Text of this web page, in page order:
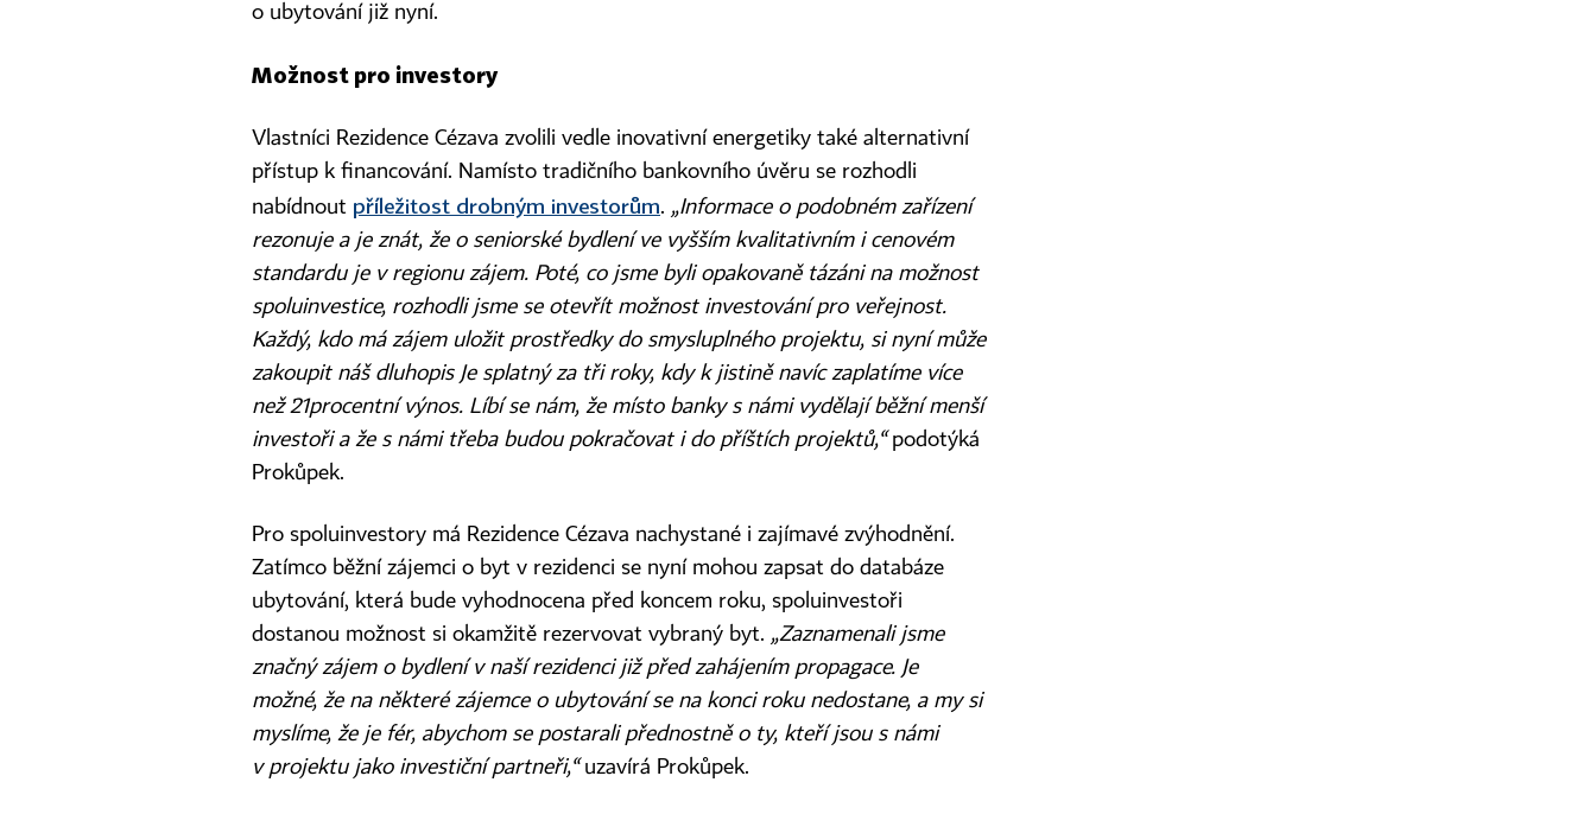
o ubytování již nyní.
Možnost pro investory
Vlastníci Rezidence Cézava zvolili vedle inovativní energetiky také alternativní
přístup k financování. Namísto tradičního bankovního úvěru se rozhodli
nabídnout příležitost drobným investorům. „Informace o podobném zařízení
rezonuje a je znát, že o seniorské bydlení ve vyšším kvalitativním i cenovém
standardu je v regionu zájem. Poté, co jsme byli opakovaně tázáni na možnost
spoluinvestice, rozhodli jsme se otevřít možnost investování pro veřejnost.
Každý, kdo má zájem uložit prostředky do smysluplného projektu, si nyní může
zakoupit náš dluhopis Je splatný za tři roky, kdy k jistině navíc zaplatíme více
než 21procentní výnos. Líbí se nám, že místo banky s námi vydělají běžní menší
investoři a že s námi třeba budou pokračovat i do příštích projektů,“ podotýká
Prokůpek.
Pro spoluinvestory má Rezidence Cézava nachystané i zajímavé zvýhodnění.
Zatímco běžní zájemci o byt v rezidenci se nyní mohou zapsat do databáze
ubytování, která bude vyhodnocena před koncem roku, spoluinvestoři
dostanou možnost si okamžitě rezervovat vybraný byt. „Zaznamenali jsme
značný zájem o bydlení v naší rezidenci již před zahájením propagace. Je
možné, že na některé zájemce o ubytování se na konci roku nedostane, a my si
myslíme, že je fér, abychom se postarali přednostně o ty, kteří jsou s námi
v projektu jako investiční partneři,“ uzavírá Prokůpek.